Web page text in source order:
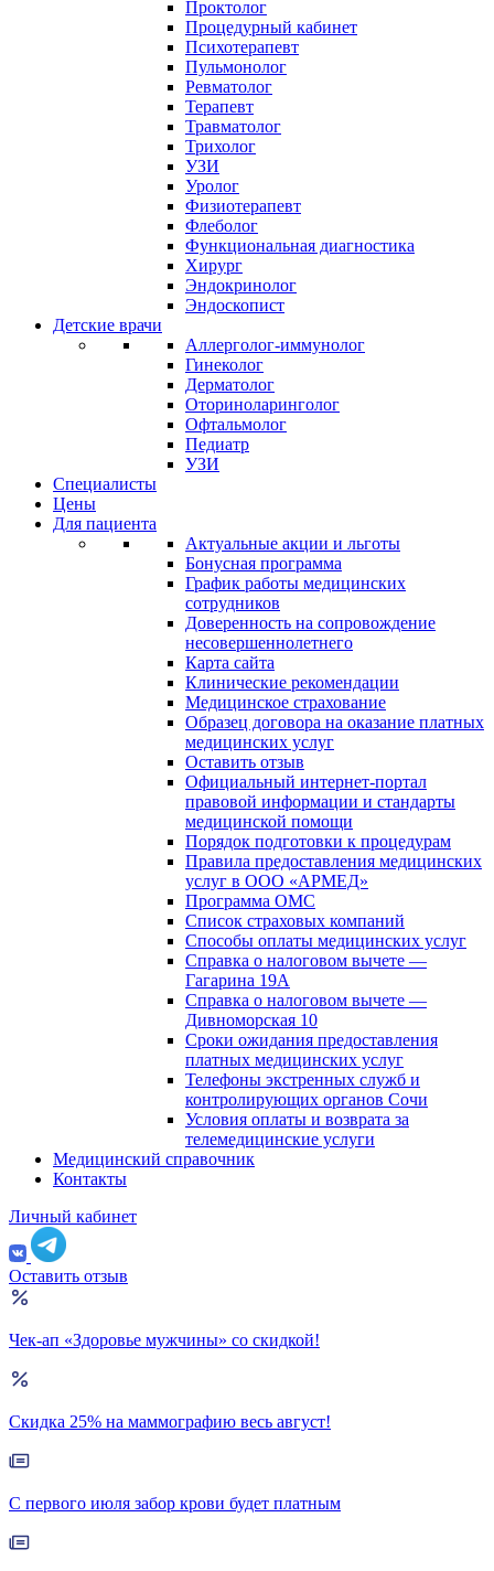
Проктолог
Процедурный кабинет
Психотерапевт
Пульмонолог
Ревматолог
Терапевт
Травматолог
Трихолог
УЗИ
Уролог
Физиотерапевт
Флеболог
Функциональная диагностика
Хирург
Эндокринолог
Эндоскопист
Детские врачи
Аллерголог-иммунолог
Гинеколог
Дерматолог
Оториноларинголог
Офтальмолог
Педиатр
УЗИ
Специалисты
Цены
Для пациента
Актуальные акции и льготы
Бонусная программа
График работы медицинских
сотрудников
Доверенность на сопровождение
несовершеннолетнего
Карта сайта
Клинические рекомендации
Медицинское страхование
Образец договора на оказание платных
медицинских услуг
Оставить отзыв
Официальный интернет-портал
правовой информации и стандарты
медицинской помощи
Порядок подготовки к процедурам
Правила предоставления медицинских
услуг в ООО «АРМЕД»
Программа ОМС
Список страховых компаний
Способы оплаты медицинских услуг
Справка о налоговом вычете —
Гагарина 19А
Справка о налоговом вычете —
Дивноморская 10
Сроки ожидания предоставления
платных медицинских услуг
Телефоны экстренных служб и
контролирующих органов Сочи
Условия оплаты и возврата за
телемедицинские услуги
Медицинский справочник
Контакты
Личный кабинет
Оставить отзыв
Чек-ап «Здоровье мужчины» со скидкой!
Скидка 25% на маммографию весь август!
С первого июля забор крови будет платным